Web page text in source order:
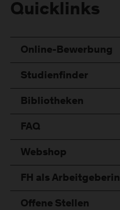
Quicklinks
Online-Bewerbung
Studienfinder
Bibliotheken
FAQ
Webshop
FH als Arbeitgeberin
Offene Stellen